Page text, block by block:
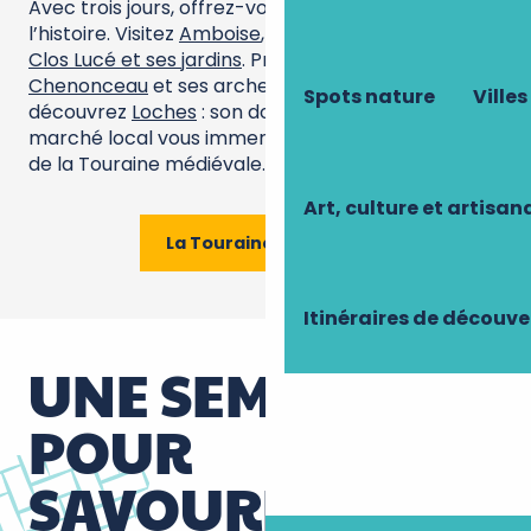
Spots nature
Art, culture et
Itinéraires de
Avec trois jours, offrez-vous un voyage au cœur de
l’histoire. Visitez Amboise, son
Clos Lucé et ses jardins. Prolongez par
Chenonceauet ses arches élégantes. Enfin,
découvrez Loches : son donjon vertigineux et son
marché local vous immergeront dans l’ambiance
de la Touraine médiévale.
La Touraine en 3 jours
UNE SEMAINE,
POUR
SAVOURER